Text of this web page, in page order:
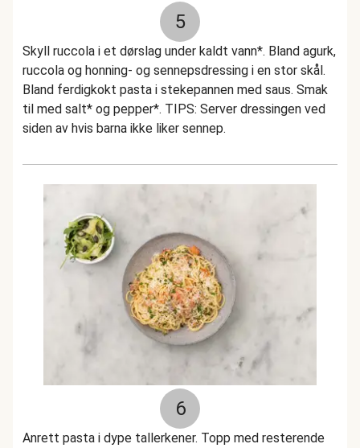
5
Skyll ruccola i et dørslag under kaldt vann*. Bland agurk,
ruccola og honning- og sennepsdressing i en stor skål.
Bland ferdigkokt pasta i stekepannen med saus. Smak
til med salt* og pepper*. TIPS: Server dressingen ved
siden av hvis barna ikke liker sennep.
6
Anrett pasta i dype tallerkener. Topp med resterende